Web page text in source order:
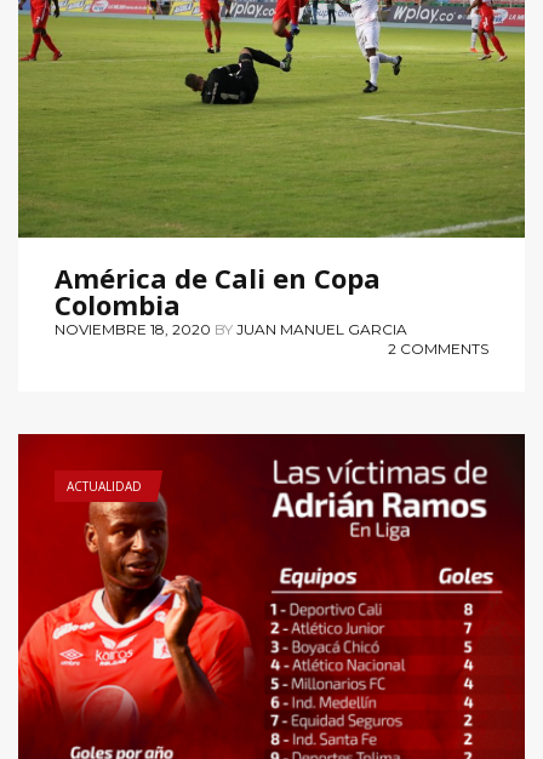
América de Cali en Copa
Colombia
NOVIEMBRE 18, 2020 BY JUAN MANUEL GARCIA
2 COMMENTS
ACTUALIDAD